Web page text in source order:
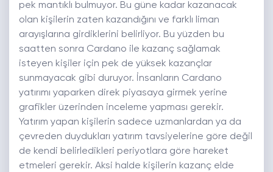
pek mantıklı bulmuyor. Bu güne kadar kazanacak
olan kişilerin zaten kazandığını ve farklı liman
arayışlarına girdiklerini belirliyor. Bu yüzden bu
saatten sonra Cardano ile kazanç sağlamak
isteyen kişiler için pek de yüksek kazançlar
sunmayacak gibi duruyor. İnsanların Cardano
yatırımı yaparken direk piyasaya girmek yerine
grafikler üzerinden inceleme yapması gerekir.
Yatırım yapan kişilerin sadece uzmanlardan ya da
çevreden duydukları yatırım tavsiyelerine göre değil
de kendi belirledikleri periyotlara göre hareket
etmeleri gerekir. Aksi halde kişilerin kazanç elde